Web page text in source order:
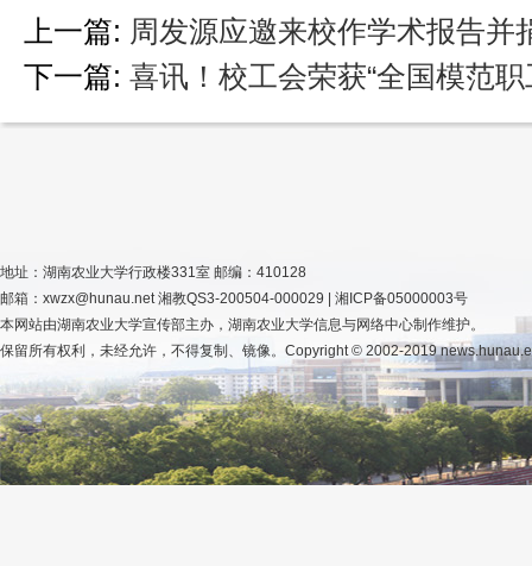
上一篇: 周发源应邀来校作学术报告并
下一篇: 喜讯！校工会荣获“全国模范职
地址：湖南农业大学行政楼331室 邮编：410128
邮箱：xwzx@hunau.net 湘教QS3-200504-000029 | 湘ICP备05000003号
本网站由湖南农业大学宣传部主办，湖南农业大学信息与网络中心制作维护。
保留所有权利，未经允许，不得复制、镜像。Copyright © 2002-2019